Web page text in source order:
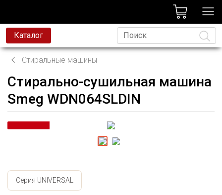
Каталог
Язык
Стиральные машины
Стирально-сушильная машина
Smeg WDN064SLDIN
Серия UNIVERSAL